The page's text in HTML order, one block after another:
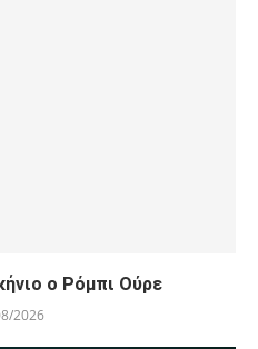
ο Ρόμπι Ούρε
2026